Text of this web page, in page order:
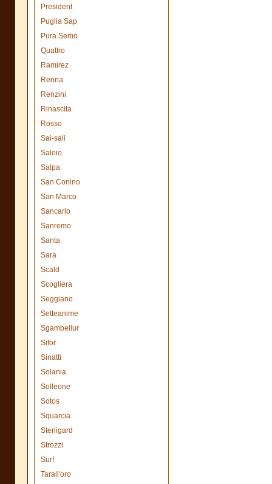
President
Puglia Sap
Pura Semo
Quattro
Ramirez
Renna
Renzini
Rinascita
Rosso
Sai-sali
Saloio
Salpa
San Conino
San Marco
Sancarlo
Sanremo
Santa
Sara
Scald
Scogliera
Seggiano
Setteanime
Sgambellur
Sifor
Sinatti
Solania
Solleone
Sotos
Squarcia
Sterligard
Strozzi
Surf
Tarall'oro